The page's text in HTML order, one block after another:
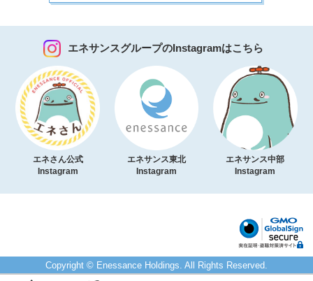
エネサンスグループのInstagramはこちら
エネさん公式
Instagram
エネサンス東北
Instagram
エネサンス中部
Instagram
Copyright © Enessance Holdings. All Rights Reserved.